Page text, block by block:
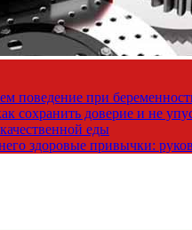
поведение при
сохранить доверие и не
еды
здоровые привычки: